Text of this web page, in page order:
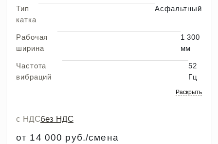
Тип
катка
Асфальтный
Рабочая
ширина
1 300
мм
Частота
вибраций
52
Гц
Раскрыть
с НДСбез НДС
от 14 000 руб./смена